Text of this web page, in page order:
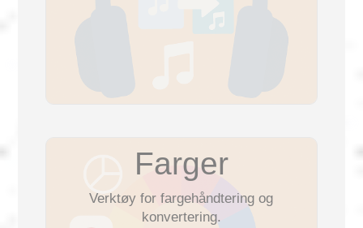
Türkçe
Русский
中文
日本語
Farger
Verktøy for fargehåndtering og
konvertering.